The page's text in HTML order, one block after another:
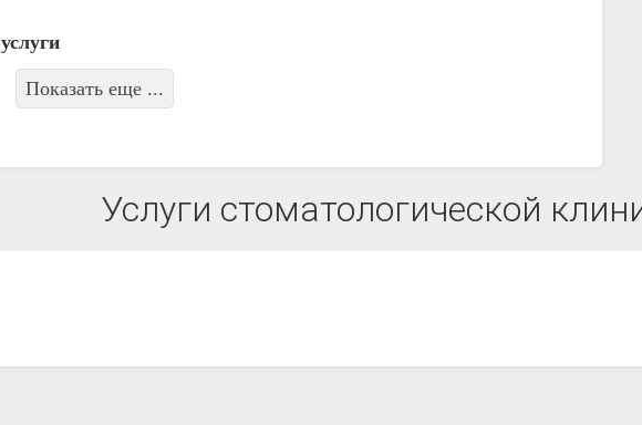
услуги
Показать еще ...
Услуги стоматологической